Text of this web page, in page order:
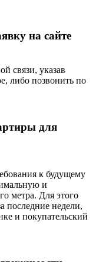
на сайте
связи, указав
либо позвонить по
для
к будущему
и
метра. Для этого
последние недели,
и покупательский